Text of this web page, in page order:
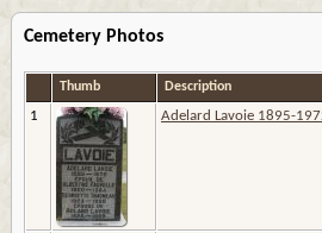
Cemetery Photos
Thumb Description
1 Adelard Lavoie 1895-